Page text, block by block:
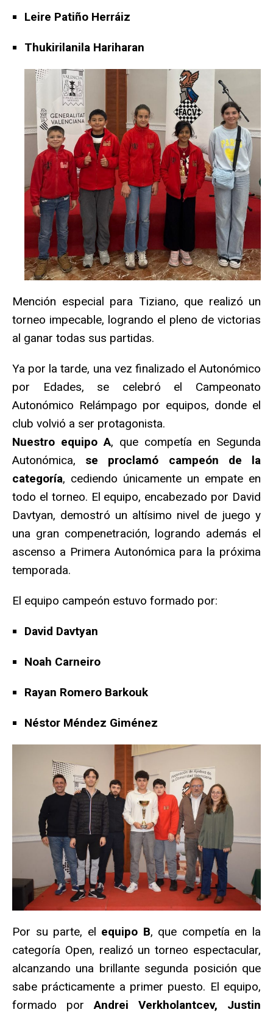
Leire Patiño Herráiz
Thukirilanila Hariharan
Mención especial para Tiziano, que realizó un
torneo impecable, logrando el pleno de victorias
al ganar todas sus partidas.
Ya por la tarde, una vez finalizado el Autonómico
por Edades, se celebró el Campeonato
Autonómico Relámpago por equipos, donde el
club volvió a ser protagonista.
Nuestro equipo A, que competía en Segunda
Autonómica, se proclamó campeón de la
categoría, cediendo únicamente un empate en
todo el torneo. El equipo, encabezado por David
Davtyan, demostró un altísimo nivel de juego y
una gran compenetración, logrando además el
ascenso a Primera Autonómica para la próxima
temporada.
El equipo campeón estuvo formado por:
David Davtyan
Noah Carneiro
Rayan Romero Barkouk
Néstor Méndez Giménez
Por su parte, el equipo B, que competía en la
categoría Open, realizó un torneo espectacular,
alcanzando una brillante segunda posición que
sabe prácticamente a primer puesto. El equipo,
formado porAndrei Verkholantcev, Justin